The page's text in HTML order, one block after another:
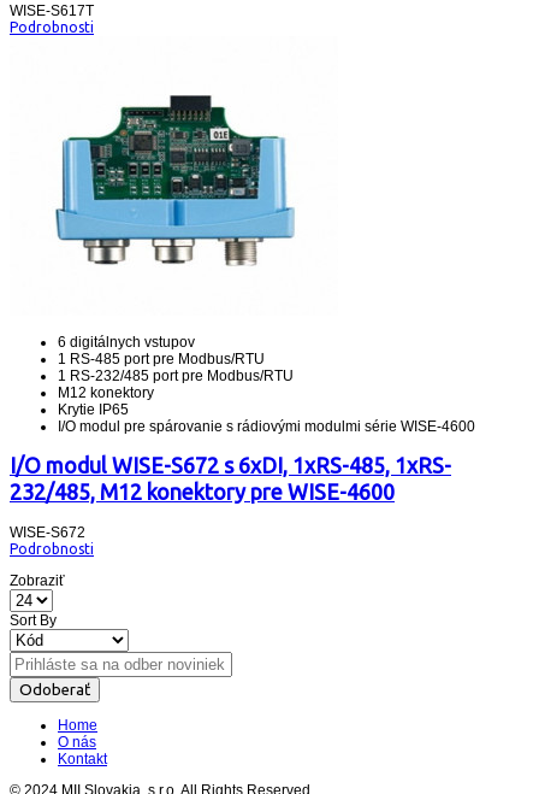
WISE-S617T
Podrobnosti
6 digitálnych vstupov
1 RS-485 port pre Modbus/RTU
1 RS-232/485 port pre Modbus/RTU
M12 konektory
Krytie IP65
I/O modul pre spárovanie s rádiovými modulmi série WISE-4600
I/O modul WISE-S672 s 6xDI, 1xRS-485, 1xRS-
232/485, M12 konektory pre WISE-4600
WISE-S672
Podrobnosti
Zobraziť
Sort By
Odoberať
Home
O nás
Kontakt
© 2024 MII Slovakia, s.r.o. All Rights Reserved.